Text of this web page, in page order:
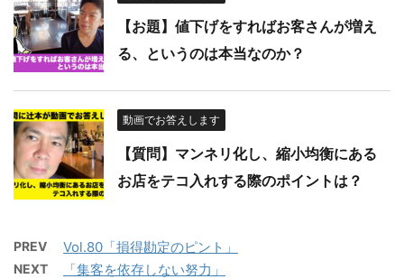
【お題】値下げをすればお客さんが増え
る、というのは本当なのか？
動画でお答えします
【質問】マンネリ化し、縮小均衡にある
お店をテコ入れする際のポイントは？
PREV Vol.80「損得勘定のピント」
NEXT 「集客を依存しない努力」